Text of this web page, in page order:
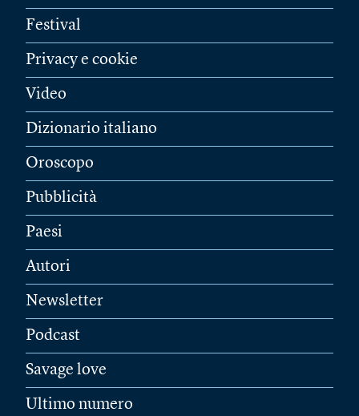
Festival
Privacy e cookie
Video
Dizionario italiano
Oroscopo
Pubblicità
Paesi
Autori
Newsletter
Podcast
Savage love
Ultimo numero